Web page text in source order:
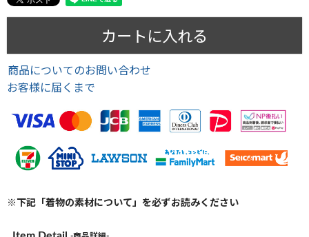
カートに入れる
商品についてのお問い合わせ
お客様に届くまで
※下記「着物の素材について」を必ずお読みください